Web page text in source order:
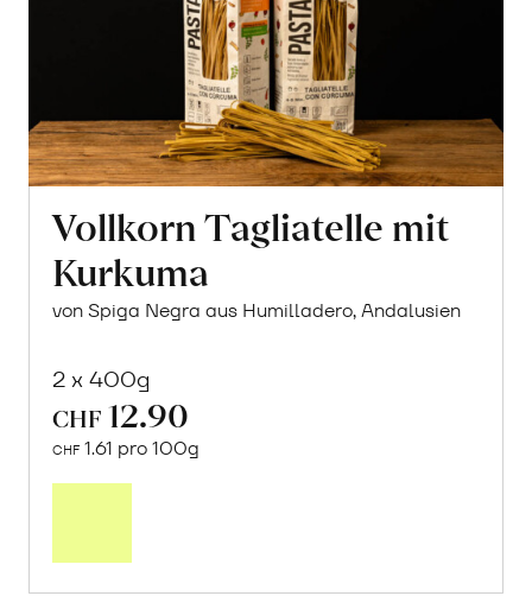
Vollkorn Tagliatelle mit
Kurkuma
von Spiga Negra aus Humilladero, Andalusien
2 x 400g
CHF 12.90
CHF 1.61 pro 100g